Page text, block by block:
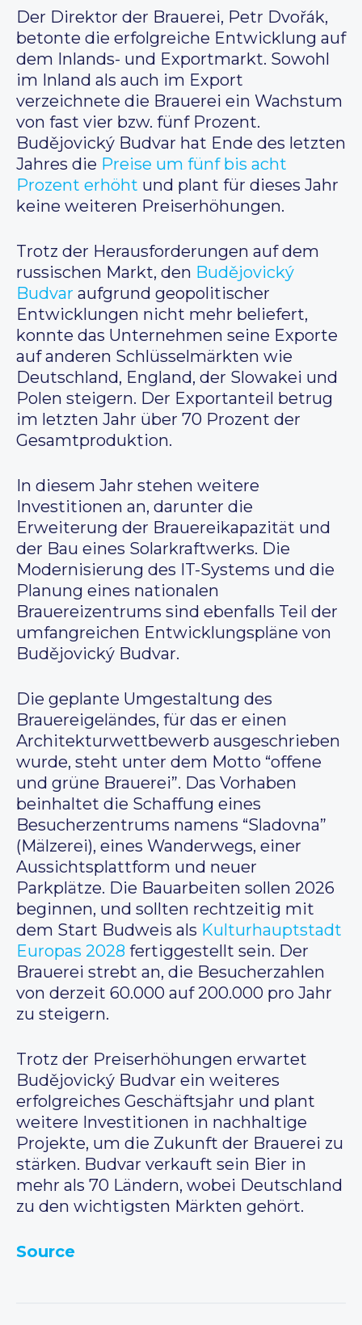
Der Direktor der Brauerei, Petr Dvořák,
betonte die erfolgreiche Entwicklung auf
dem Inlands- und Exportmarkt. Sowohl
im Inland als auch im Export
verzeichnete die Brauerei ein Wachstum
von fast vier bzw. fünf Prozent.
Budějovický Budvar hat Ende des letzten
Jahres die Preise um fünf bis acht
Prozent erhöht und plant für dieses Jahr
keine weiteren Preiserhöhungen.
Trotz der Herausforderungen auf dem
russischen Markt, den Budějovický
Budvar aufgrund geopolitischer
Entwicklungen nicht mehr beliefert,
konnte das Unternehmen seine Exporte
auf anderen Schlüsselmärkten wie
Deutschland, England, der Slowakei und
Polen steigern. Der Exportanteil betrug
im letzten Jahr über 70 Prozent der
Gesamtproduktion.
In diesem Jahr stehen weitere
Investitionen an, darunter die
Erweiterung der Brauereikapazität und
der Bau eines Solarkraftwerks. Die
Modernisierung des IT-Systems und die
Planung eines nationalen
Brauereizentrums sind ebenfalls Teil der
umfangreichen Entwicklungspläne von
Budějovický Budvar.
Die geplante Umgestaltung des
Brauereigeländes, für das er einen
Architekturwettbewerb ausgeschrieben
wurde, steht unter dem Motto “offene
und grüne Brauerei”. Das Vorhaben
beinhaltet die Schaffung eines
Besucherzentrums namens “Sladovna”
(Mälzerei), eines Wanderwegs, einer
Aussichtsplattform und neuer
Parkplätze. Die Bauarbeiten sollen 2026
beginnen, und sollten rechtzeitig mit
dem Start Budweis als Kulturhauptstadt
Europas 2028 fertiggestellt sein. Der
Brauerei strebt an, die Besucherzahlen
von derzeit 60.000 auf 200.000 pro Jahr
zu steigern.
Trotz der Preiserhöhungen erwartet
Budějovický Budvar ein weiteres
erfolgreiches Geschäftsjahr und plant
weitere Investitionen in nachhaltige
Projekte, um die Zukunft der Brauerei zu
stärken. Budvar verkauft sein Bier in
mehr als 70 Ländern, wobei Deutschland
zu den wichtigsten Märkten gehört.
Source